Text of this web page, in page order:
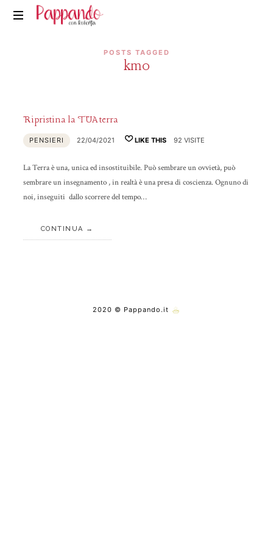
Pappando.it
POSTS TAGGED
km0
Ripristina la TUA terra
PENSIERI 22/04/2021 LIKE THIS 92 VISITE
La Terra è una, unica ed insostituibile. Può sembrare un ovvietà, può
sembrare un insegnamento , in realtà è una presa di coscienza. Ognuno di
noi, inseguiti dallo scorrere del tempo…
CONTINUA
2020 © Pappando.it